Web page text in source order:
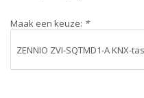
Maak een keuze: *